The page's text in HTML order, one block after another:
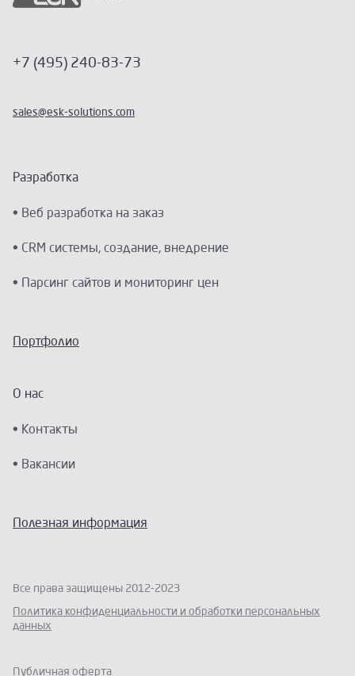
+7 (495) 240-83-73
sales@esk-solutions.com
Разработка
Веб разработка на заказ
CRM системы, создание, внедрение
Парсинг сайтов и мониторинг цен
Портфолио
О нас
Контакты
Вакансии
Полезная информация
Все права защищены 2012-2023
Политика конфиденциальности и обработки персональных
данных
Публичная оферта